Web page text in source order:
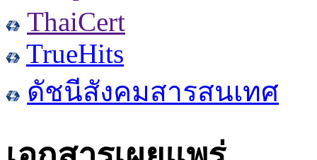
ThaiCert
TrueHits
ดัชนีสังคมสารสนเทศ